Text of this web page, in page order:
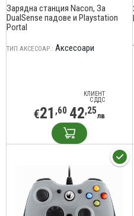
Зарядна станция Nacon, За
DualSense падове и Playstation
Portal
ТИП АКСЕСОАР.: Аксесоари
КЛИЕНТ
С ДДС
€21 ,60 42,25лв